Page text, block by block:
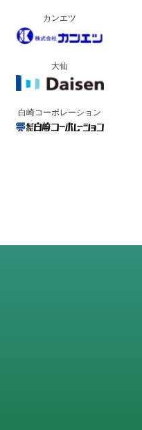
カンエツ
大仙
白崎コーポレーション